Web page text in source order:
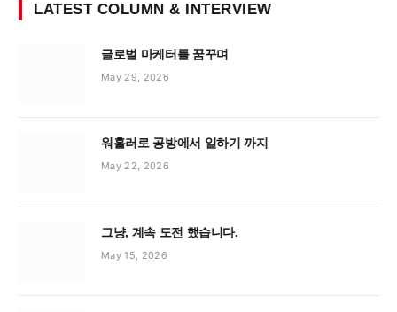
LATEST COLUMN & INTERVIEW
글로벌 마케터를 꿈꾸며
May 29, 2026
워홀러로 공방에서 일하기 까지
May 22, 2026
그냥, 계속 도전 했습니다.
May 15, 2026